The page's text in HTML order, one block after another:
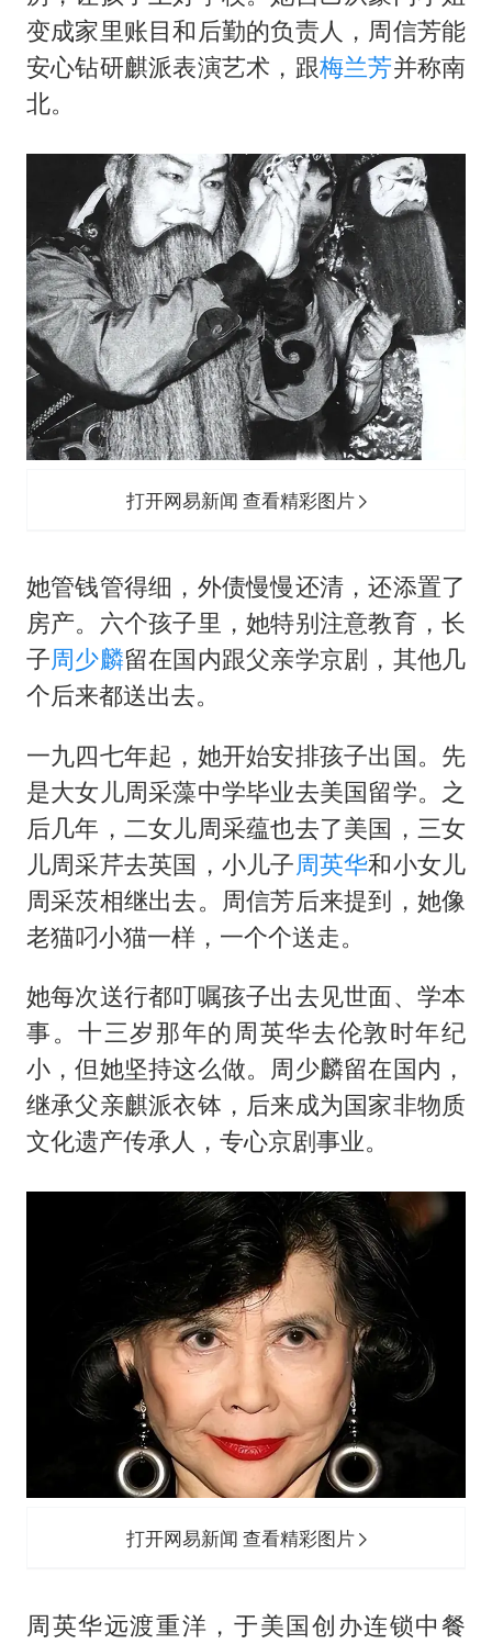
变成家里账目和后勤的负责人，周信芳能
安心钻研麒派表演艺术，跟梅兰芳并称南
北。
打开网易新闻 查看精彩图片
她管钱管得细，外债慢慢还清，还添置了
房产。六个孩子里，她特别注意教育，长
子周少麟留在国内跟父亲学京剧，其他几
个后来都送出去。
一九四七年起，她开始安排孩子出国。先
是大女儿周采藻中学毕业去美国留学。之
后几年，二女儿周采蕴也去了美国，三女
儿周采芹去英国，小儿子周英华和小女儿
周采茨相继出去。周信芳后来提到，她像
老猫叼小猫一样，一个个送走。
她每次送行都叮嘱孩子出去见世面、学本
事。十三岁那年的周英华去伦敦时年纪
小，但她坚持这么做。周少麟留在国内，
继承父亲麒派衣钵，后来成为国家非物质
文化遗产传承人，专心京剧事业。
打开网易新闻 查看精彩图片
周英华远渡重洋，于美国创办连锁中餐